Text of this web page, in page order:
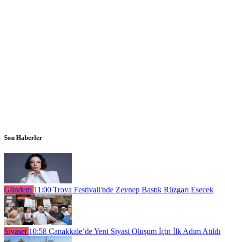
Son Haberler
Gündem 11:00 Troya Festivali'nde Zeynep Bastık Rüzgarı Esecek
Siyaset 10:58 Çanakkale’de Yeni Siyasi Oluşum İçin İlk Adım Atıldı